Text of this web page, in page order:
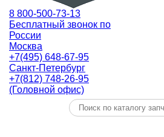
8 800-500-73-13
Бесплатный звонок по
России
Москва
+7(495) 648-67-95
Санкт-Петербург
+7(812) 748-26-95
(Головной офис)